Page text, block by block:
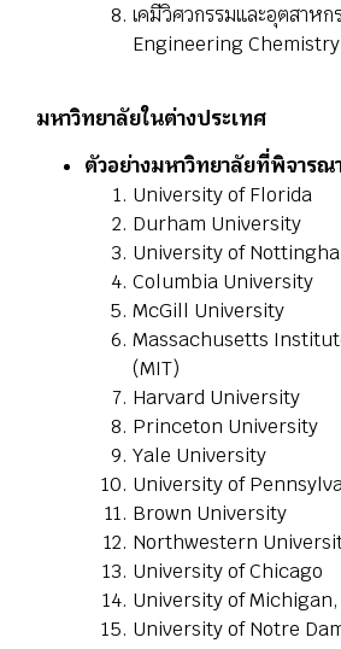
เคมีวิศวกรรมและอุตสาห
Engineering
มหาวิทยาลัยในต่างประเทศ
ตัวอย่างมหาวิทยาลัยที่พิจารณ
University of Florida
Durham University
University of
Columbia University
McGill University
Massachusetts
(MIT)
Harvard University
Princeton University
Yale University
University of
Brown University
Northwestern
University of Chicago
University of
University of Notre